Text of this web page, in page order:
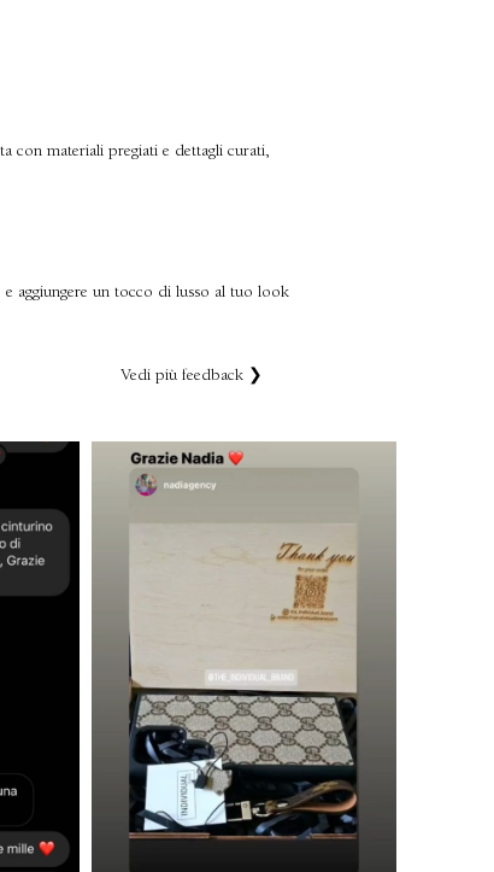
con materiali pregiati e dettagli curati,
aggiungere un tocco di lusso al tuo look
Vedi più feedback ❯